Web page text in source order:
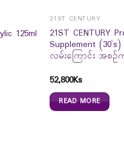
125ml
21ST CENTURY
21ST CENTURY
Supplement
လမ်းကြောင်း အစဉ်က
52,800Ks
READ MORE